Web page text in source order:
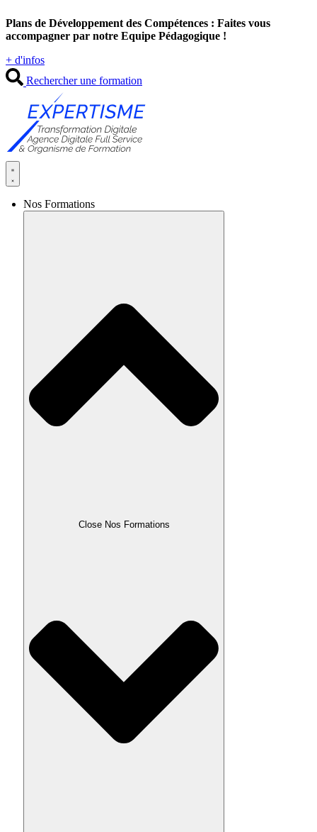
au
contenu
Plans de Développement des Compétences : Faites vous
accompagner par notre Equipe Pédagogique !
+ d'infos
Rechercher une formation
Nos Formations
Close Nos Formations